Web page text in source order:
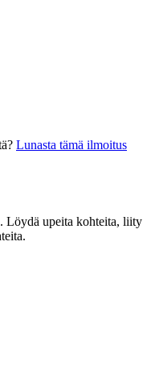
Lunasta tämä ilmoitus
Löydä upeita kohteita, liity